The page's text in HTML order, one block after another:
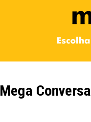
Mega Conversa